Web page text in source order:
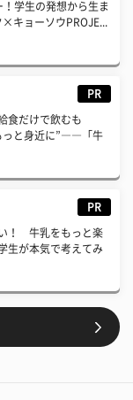
学生の発想から生ま
キョーソウPROJE...
PR
食だけで飲むも
と身近に”――「牛
PR
！ 牛乳をもっと楽
生が本気で考えてみ